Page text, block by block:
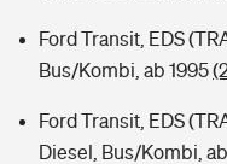
Ford Transit, EDS
Bus/Kombi, ab 1995
Ford Transit, EDS
Diesel, Bus/Kombi,